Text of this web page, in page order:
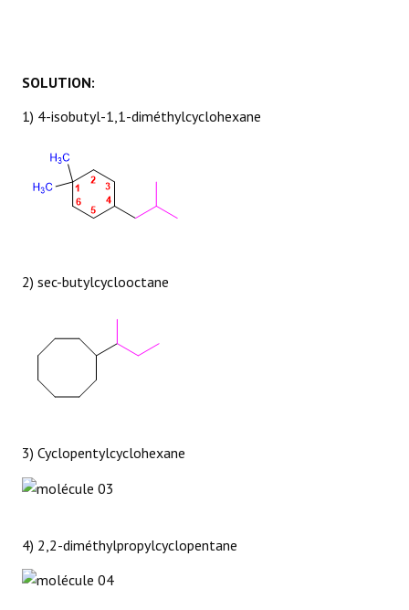
SOLUTION:
1) 4-isobutyl-1,1-diméthylcyclohexane
2) sec-butylcyclooctane
3) Cyclopentylcyclohexane
4) 2,2-diméthylpropylcyclopentane